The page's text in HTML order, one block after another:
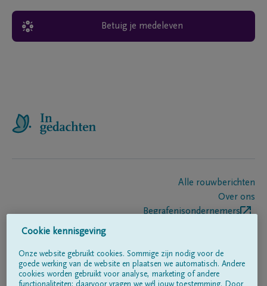
Betuig je medeleven
Alle rouwberichten
Over ons
Begrafenisondernemers
Volg ons op
Cookie kennisgeving
Onze website gebruikt cookies. Sommige zijn nodig voor de
goede werking van de website en plaatsen we automatisch. Andere
cookies worden gebruikt voor analyse, marketing of andere